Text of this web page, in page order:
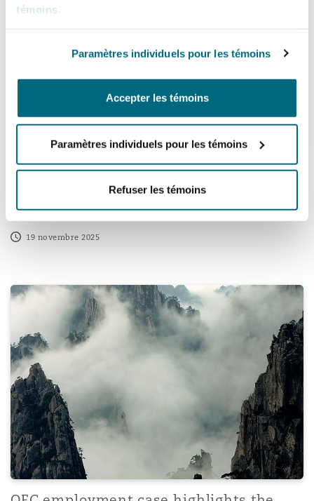
témoins
Paramètres individuels pour les témoins
Accepter les témoins
Paramètres individuels pour les témoins
Refuser les témoins
The Bank of Tanzania Issues New
Guidelines for Handling Financial
Consumer Complaints, 2025
19 novembre 2025
QFC employment case highlights the risk of relying on